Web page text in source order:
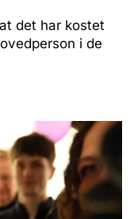
det har kostet
i de